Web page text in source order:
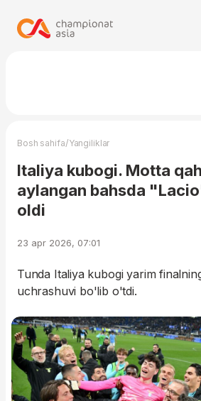
Bosh sahifa/Yangiliklar
Italiya kubogi. Motta
aylangan bahsda
oldi
23 apr 2026, 07:01
Tunda Italiya kubogi yarim
uchrashuvi bo'lib o'tdi.